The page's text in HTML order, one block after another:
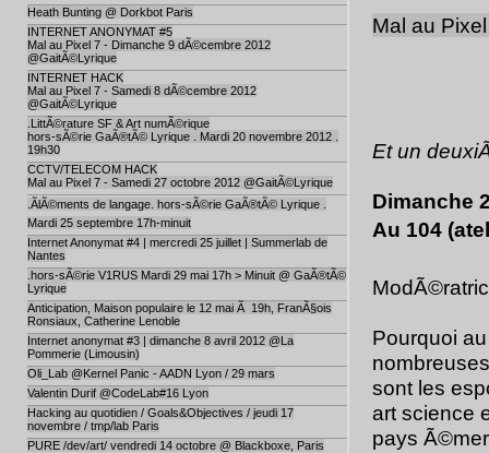
Heath Bunting @ Dorkbot Paris
INTERNET ANONYMAT #5
Mal au Pixel 7 - Dimanche 9 dÃ©cembre 2012
@GaitÃ©Lyrique
INTERNET HACK
Mal au Pixel 7 - Samedi 8 dÃ©cembre 2012
@GaitÃ©Lyrique
.LittÃ©rature SF & Art numÃ©rique
hors-sÃ©rie GaÃ®tÃ© Lyrique . Mardi 20 novembre 2012 .
19h30
CCTV/TELECOM HACK
Mal au Pixel 7 - Samedi 27 octobre 2012 @GaitÃ©Lyrique
.ÃlÃ©ments de langage. hors-sÃ©rie GaÃ®tÃ© Lyrique .
Mardi 25 septembre 17h-minuit
Internet Anonymat #4 | mercredi 25 juillet | Summerlab de
Nantes
.hors-sÃ©rie V1RUS Mardi 29 mai 17h > Minuit @ GaÃ®tÃ©
Lyrique
Anticipation, Maison populaire le 12 mai Ã 19h, FranÃ§ois
Ronsiaux, Catherine Lenoble
Internet anonymat #3 | dimanche 8 avril 2012 @La
Pommerie (Limousin)
Oli_Lab @Kernel Panic - AADN Lyon / 29 mars
Valentin Durif @CodeLab#16 Lyon
Hacking au quotidien / Goals&Objectives / jeudi 17
novembre / tmp/lab Paris
PURE /dev/art/ vendredi 14 octobre @ Blackboxe, Paris
Mal au
Et un
Dimanche
Au 104
Pourquoi
sont les
art science
pays